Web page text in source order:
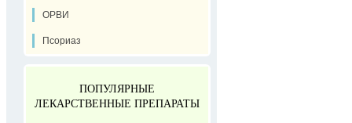
ОРВИ
Псориаз
ПОПУЛЯРНЫЕ
ЛЕКАРСТВЕННЫЕ ПРЕПАРАТЫ